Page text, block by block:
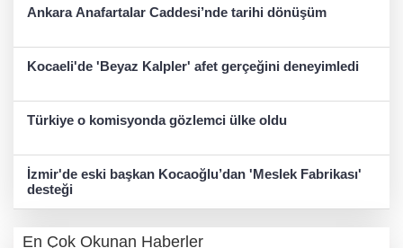
Ankara Anafartalar Caddesi’nde tarihi dönüşüm
Kocaeli'de 'Beyaz Kalpler' afet gerçeğini deneyimledi
Türkiye o komisyonda gözlemci ülke oldu
İzmir'de eski başkan Kocaoğlu’dan 'Meslek Fabrikası'
desteği
En Çok Okunan Haberler